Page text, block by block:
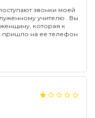
звонки моей
учителю . Вы
женщину, которая к
пришло на ее телефон